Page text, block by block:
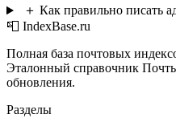
＋ Как правильно писать
📮 IndexBase.ru
Полная база почтовых
Эталонный справочник
обновления.
Разделы